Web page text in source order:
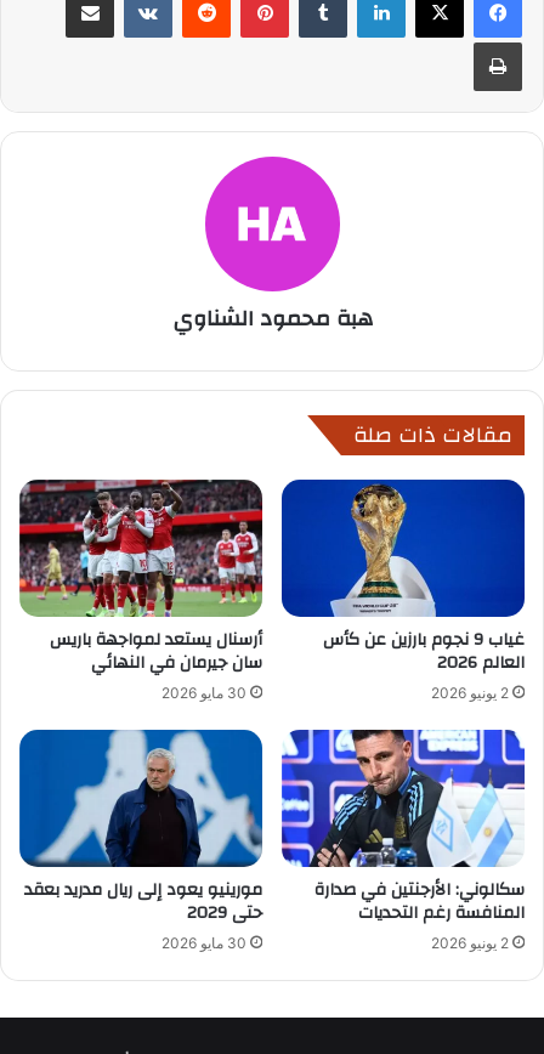
طباعة
هبة محمود الشناوي
مقالات ذات صلة
غياب 9 نجوم بارزين عن كأس
العالم 2026
2 يونيو 2026
أرسنال يستعد لمواجهة باريس
سان جيرمان في النهائي
30 مايو 2026
سكالوني: الأرجنتين في صدارة
المنافسة رغم التحديات
2 يونيو 2026
مورينيو يعود إلى ريال مدريد بعقد
حتى 2029
30 مايو 2026